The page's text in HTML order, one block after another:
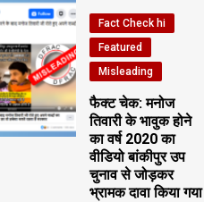
Fact Check hi
Featured
Misleading
फैक्ट चेक: मनोज
तिवारी के भावुक होने
का वर्ष 2020 का
वीडियो बांकीपुर उप
चुनाव से जोड़कर
भ्रामक दावा किया गया